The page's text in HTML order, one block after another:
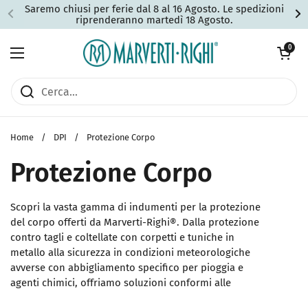
Passa ai contenuti
Saremo chiusi per ferie dal 8 al 16 Agosto. Le spedizioni
riprenderanno martedì 18 Agosto.
Apri menu
Apri carrello
0
Home / DPI / Protezione Corpo
Protezione Corpo
Scopri la vasta gamma di indumenti per la protezione
del corpo offerti da Marverti-Righi®. Dalla protezione
contro tagli e coltellate con corpetti e tuniche in
metallo alla sicurezza in condizioni meteorologiche
avverse con abbigliamento specifico per pioggia e
agenti chimici, offriamo soluzioni conformi alle